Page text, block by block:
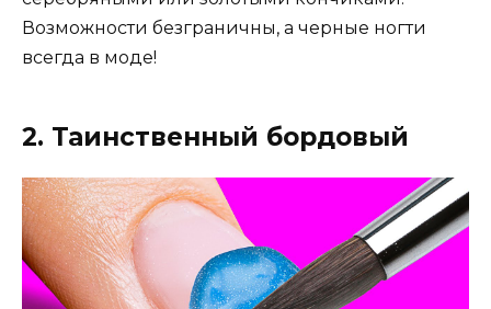
Возможности безграничны, а черные ногти
всегда в моде!
2. Таинственный бордовый